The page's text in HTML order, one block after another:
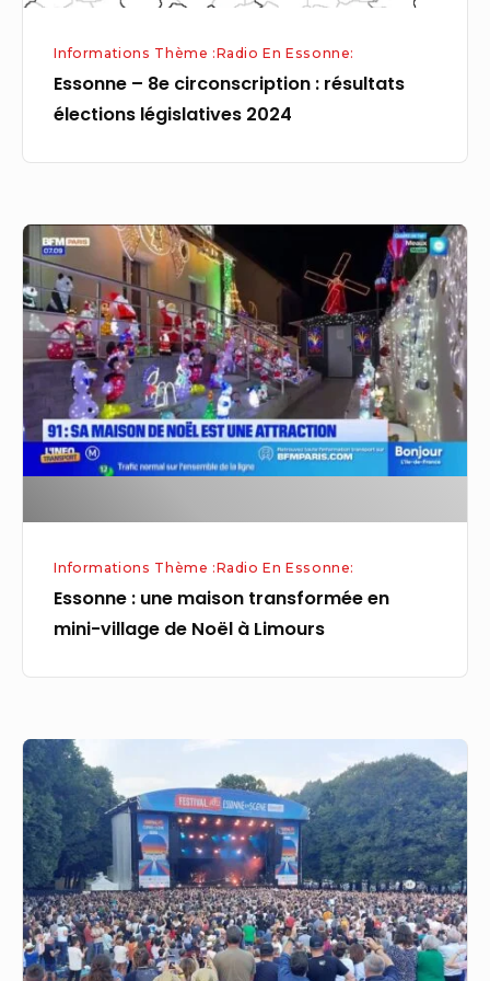
Informations Thème :Radio En Essonne:
Essonne – 8e circonscription : résultats
élections législatives 2024
Essonne
:
une
maison
transformée
mini-
village
Limours
Informations Thème :Radio En Essonne:
Essonne : une maison transformée en
mini-village de Noël à Limours
Fête
de
la
Musique
en
Essonne
(91)
: